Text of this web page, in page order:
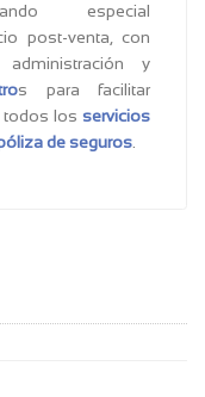
especial
post‐venta, con
y
s para facilitar
todos los servicios
de seguros.